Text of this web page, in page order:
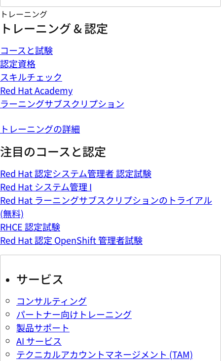
トレーニング
トレーニング & 認定
コースと試験
認定資格
スキルチェック
Red Hat Academy
ラーニングサブスクリプション
トレーニングの詳細
注目のコースと認定
Red Hat 認定システム管理者 認定試験
Red Hat システム管理 I
Red Hat ラーニングサブスクリプションのトライアル
(無料)
RHCE 認定試験
Red Hat 認定 OpenShift 管理者試験
サービス
コンサルティング
パートナー向けトレーニング
製品サポート
AI サービス
テクニカルアカウントマネージメント (TAM)